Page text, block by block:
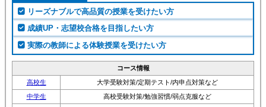
リーズナブルで高品質の授業を受けたい方
成績UP・志望校合格を目指したい方
実際の教師による体験授業を受けたい方
コース情報
高校生
大学受験対策/定期テスト/内申点対策など
中学生
高校受験対策/勉強習慣/弱点克服など